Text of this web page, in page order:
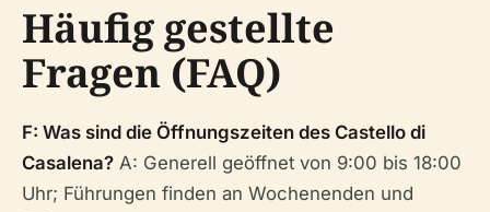
Häufig gestellte
Fragen (FAQ)
F: Was sind die Öffnungszeiten des Castello di
Casalena? A: Generell geöffnet von 9:00 bis 18:00
Uhr; Führungen finden an Wochenenden und